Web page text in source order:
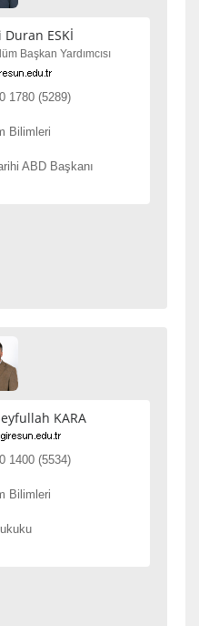
ESKİ
Başkan Yardımcısı
1780 (5289)
Bilimleri
ABD Başkanı
KARA
1400 (5534)
Bilimleri